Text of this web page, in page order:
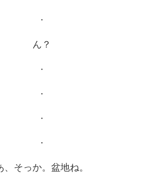
・
ん？
・
・
・
・
、そっか。盆地ね。